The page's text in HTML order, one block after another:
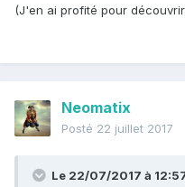
(J'en ai profité pour
Neomatix
Posté 22 juillet 2017
Le 22/07/2017 à